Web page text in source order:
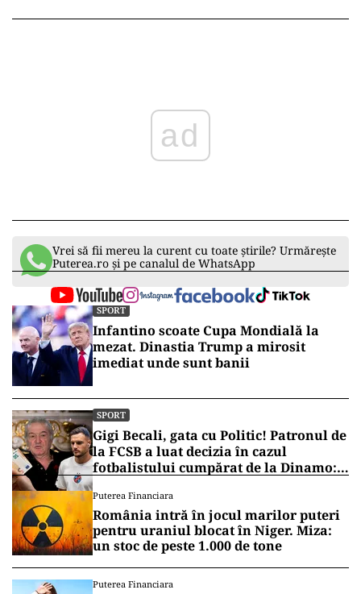
ad
Vrei să fii mereu la curent cu toate știrile? Urmărește
Puterea.ro și pe canalul de WhatsApp
SPORT
Infantino scoate Cupa Mondială la
mezat. Dinastia Trump a mirosit
imediat unde sunt banii
SPORT
Gigi Becali, gata cu Politic! Patronul de
la FCSB a luat decizia în cazul
fotbalistului cumpărat de la Dinamo:
Puterea Financiara
România intră în jocul marilor puteri
pentru uraniul blocat în Niger. Miza:
un stoc de peste 1.000 de tone
Puterea Financiara